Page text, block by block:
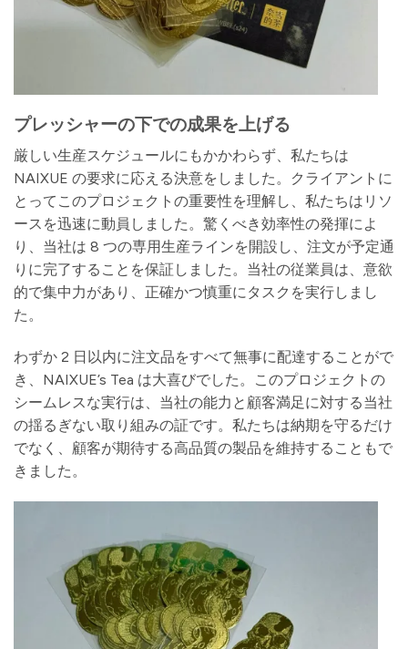
プレッシャーの下での成果を上げる
厳しい生産スケジュールにもかかわらず、私たちは
NAIXUE の要求に応える決意をしました。クライアントに
とってこのプロジェクトの重要性を理解し、私たちはリソ
ースを迅速に動員しました。驚くべき効率性の発揮によ
り、当社は 8 つの専用生産ラインを開設し、注文が予定通
りに完了することを保証しました。当社の従業員は、意欲
的で集中力があり、正確かつ慎重にタスクを実行しまし
た。
わずか 2 日以内に注文品をすべて無事に配達することがで
き、NAIXUE’s Tea は大喜びでした。このプロジェクトの
シームレスな実行は、当社の能力と顧客満足に対する当社
の揺るぎない取り組みの証です。私たちは納期を守るだけ
でなく、顧客が期待する高品質の製品を維持することもで
きました。